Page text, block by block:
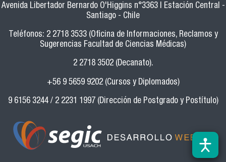
Avenida Libertador Bernardo O'Higgins n°3363 | Estación Central -
Santiago - Chile
Teléfonos: 2 2718 3533 (Oficina de Informaciones, Reclamos y
Sugerencias Facultad de Ciencias Médicas)
2 2718 3502 (Decanato).
+56 9 5659 9202 (Cursos y Diplomados)
9 6156 3244 / 2 2231 1997 (Dirección de Postgrado y Postítulo)